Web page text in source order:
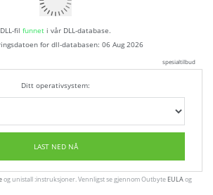
DLL-fil funnet i vår DLL-database.
for dll-databasen: 06 Aug 2026
spesialtilbud
Ditt operativsystem:
LAST NED NÅ
og unistall :instruksjoner. Vennligst se gjennom Outbyte EULAog